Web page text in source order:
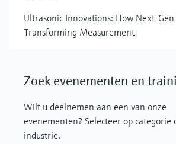
Ultrasonic Innovations: How Next-
Transforming Measurement
Zoek evenementen en
Wilt u deelnemen aan een van onze
evenementen? Selecteer op categorie
industrie.